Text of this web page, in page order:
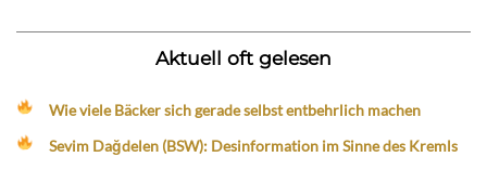
Aktuell oft gelesen
Wie viele Bäcker sich gerade selbst entbehrlich machen
Sevim Dağdelen (BSW): Desinformation im Sinne des Kremls